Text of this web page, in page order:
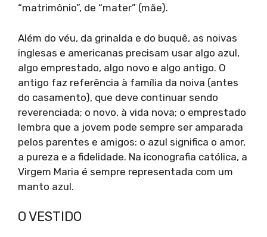
“matrimônio”, de “mater” (mãe).
Além do véu, da grinalda e do buquê, as noivas
inglesas e americanas precisam usar algo azul,
algo emprestado, algo novo e algo antigo. O
antigo faz referência à família da noiva (antes
do casamento), que deve continuar sendo
reverenciada; o novo, à vida nova; o emprestado
lembra que a jovem pode sempre ser amparada
pelos parentes e amigos: o azul significa o amor,
a pureza e a fidelidade. Na iconografia católica, a
Virgem Maria é sempre representada com um
manto azul.
O VESTIDO